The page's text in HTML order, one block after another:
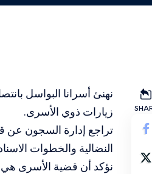
نهنئ أسرانا البواسل
زيارات ذوي الأسرى.
تراجع إدارة السجون عن
النضالية والخطوات
نؤكد أن قضية الأسرى هي